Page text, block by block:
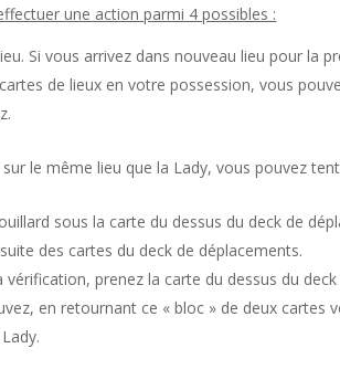
une action parmi 4 possibles :
Si vous arrivez dans nouveau lieu pour la
de lieux en votre possession, vous
le même lieu que la Lady, vous pouvez
sous la carte du dessus du deck de
des cartes du deck de déplacements.
vérification, prenez la carte du dessus du
en retournant ce « bloc » de deux cartes